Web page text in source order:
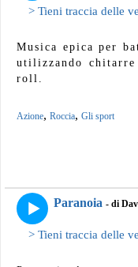
> Tieni traccia delle
Musica epica per
utilizzando
roll.
Azione, Roccia, Gli sport
Paranoia - di
> Tieni traccia delle